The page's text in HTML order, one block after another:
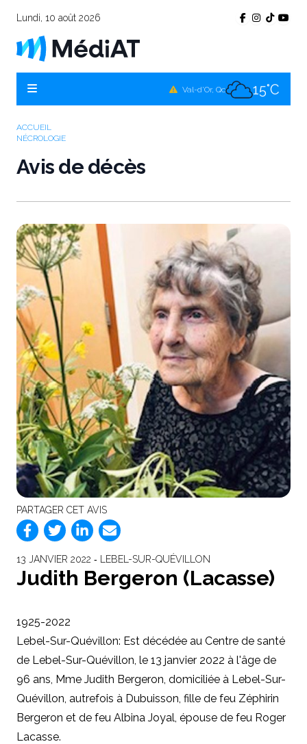
Lundi, 10 août 2026
Val-d'Or, Qc 15°C
ACCUEIL
NÉCROLOGIE
Avis de décès
PARTAGER CET AVIS
13 JANVIER 2022 ‐ LEBEL-SUR-QUÉVILLON
Judith Bergeron (Lacasse)
1925-2022
Lebel-Sur-Quévillon: Est décédée au Centre de santé
de Lebel-Sur-Quévillon, le 13 janvier 2022 à l'âge de
96 ans, Mme Judith Bergeron, domiciliée à Lebel-Sur-
Quévillon, autrefois à Dubuisson, fille de feu Zéphirin
Bergeron et de feu Albina Joyal, épouse de feu Roger
Lacasse.